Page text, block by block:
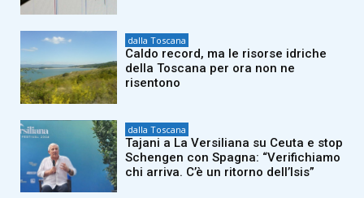
dalla Toscana
Caldo record, ma le risorse idriche
della Toscana per ora non ne
risentono
dalla Toscana
Tajani a La Versiliana su Ceuta e stop
Schengen con Spagna: “Verifichiamo
chi arriva. C’è un ritorno dell’Isis”